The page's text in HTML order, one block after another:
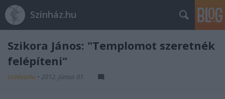
Színház.hu
Szikora János: "Templomot szeretnék
felépíteni"
szinhazhu • 2012. június 01.